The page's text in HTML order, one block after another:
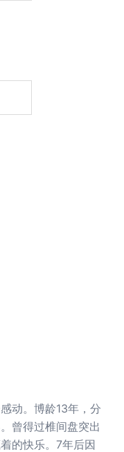
动。博龄13年，分
曾得过椎间盘突出
的快乐。7年后因